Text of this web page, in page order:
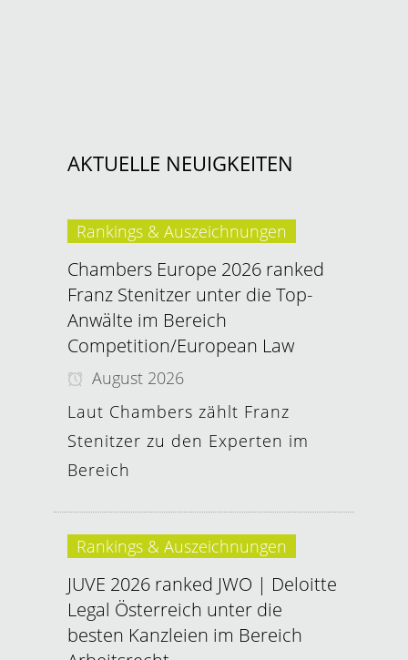
AKTUELLE NEUIGKEITEN
Rankings & Auszeichnungen
Chambers Europe 2026 ranked
Franz Stenitzer unter die Top-
Anwälte im Bereich
Competition/European Law
August 2026
Laut Chambers zählt Franz
Stenitzer zu den Experten im
Bereich
Rankings & Auszeichnungen
JUVE 2026 ranked JWO | Deloitte
Legal Österreich unter die
besten Kanzleien im Bereich